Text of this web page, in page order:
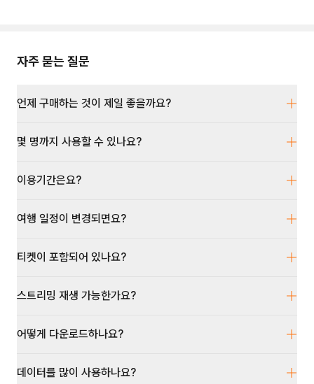
자주 묻는 질문
언제 구매하는 것이 제일 좋을까요?
몇 명까지 사용할 수 있나요?
이용기간은요?
여행 일정이 변경되면요?
티켓이 포함되어 있나요?
스트리밍 재생 가능한가요?
어떻게 다운로드하나요?
데이터를 많이 사용하나요?